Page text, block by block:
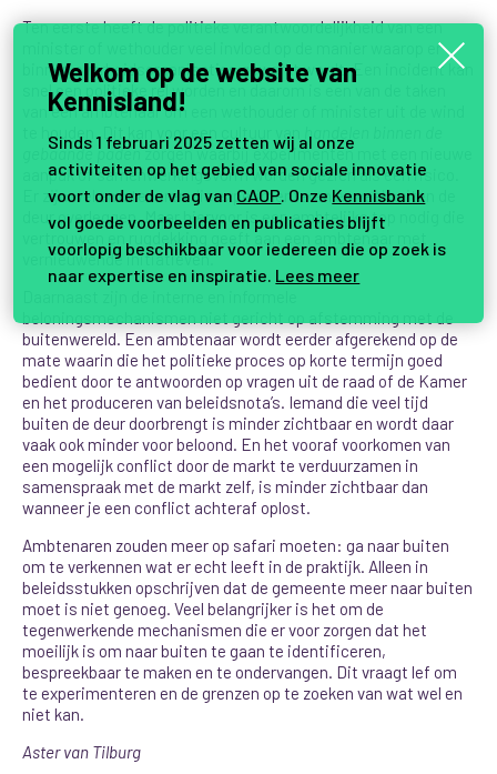
Ten eerste heeft de politieke verantwoordelijkheid van een
minister of wethouder veel invloed op de manier waarop er
binnen overheidsorganisaties gewerkt wordt. Een incident kan
snel een politieke rel worden en daarom is een van de taken
van een ambtenaar om een wethouder of minister uit de wind
te houden. Dit kan voor een cultuur van
handelen binnen de
gebaande padenzorgen waarbij experimenten met een nieuwe
aanpak of samenwerkingsvorm worden gezien als een risico.
Er zijn wel ambtenaren die experimenteren en veel buiten de
deur overleggen. Maar hiervoor is een ambtelijke top nodig die
vertrouwen en rugdekking geeft aan een ambtenaar met
vernieuwende initiatieven.
buitenwereld. Een ambtenaar wordt eerder afgerekend op de
mate waarin die het politieke proces op korte termijn goed
bedient door te antwoorden op vragen uit de raad of de Kamer
en het produceren van beleidsnota’s. Iemand die veel tijd
buiten de deur doorbrengt is minder zichtbaar en wordt daar
vaak ook minder voor beloond. En het vooraf voorkomen van
een mogelijk conflict door de markt te verduurzamen in
samenspraak met de markt zelf, is minder zichtbaar dan
wanneer je een conflict achteraf oplost.
Ambtenaren zouden meer op safari moeten: ga naar buiten
om te verkennen wat er echt leeft in de praktijk. Alleen in
beleidsstukken opschrijven dat de gemeente meer naar buiten
moet is niet genoeg. Veel belangrijker is het om de
tegenwerkende mechanismen die er voor zorgen dat het
moeilijk is om naar buiten te gaan te identificeren,
bespreekbaar te maken en te ondervangen. Dit vraagt lef om
te experimenteren en de grenzen op te zoeken van wat wel en
niet kan.
Aster van Tilburg
Welkom op de website van
Kennisland!
Sinds 1 februari 2025 zetten wij al onze
activiteiten op het gebied van sociale innovatie
voort onder de vlag van CAOP. Onze Kennisbank
vol goede voorbeelden en publicaties blijft
voorlopig beschikbaar voor iedereen die op zoek is
naar expertise en inspiratie. Lees meer